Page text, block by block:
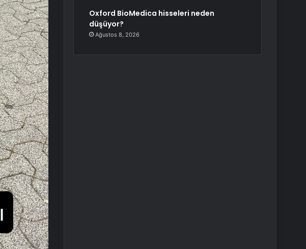
Oxford BioMedica hisseleri neden
düşüyor?
Ağustos 8, 2026